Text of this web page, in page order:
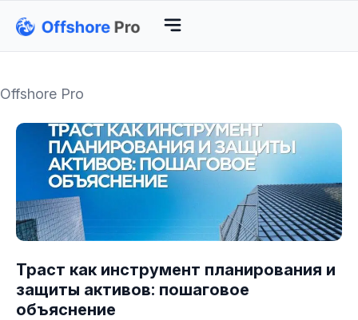
Offshore Pro
Траст как инструмент планирования и
защиты активов: пошаговое
объяснение